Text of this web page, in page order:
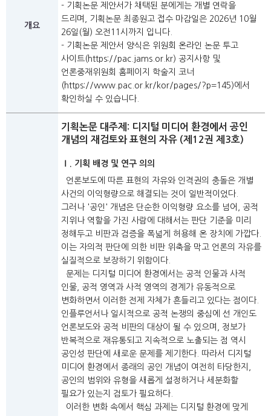
개요
- 기획논문 제안서가 채택된 분에게는 개별 연락을
드리며, 기획논문 최종원고 접수 마감일은 2026년 10월
26일(월) 오전11시까지 입니다.
- 기획논문 제안서 양식은 위원회 온라인 논문 투고
사이트(https://pac.jams.or.kr) 공지사항 및
언론중재위원회 홈페이지 학술지 코너
(https://www.pac.or.kr/kor/pages/?p=145)에서
확인하실 수 있습니다.
기획논문 대주제: 디지털 미디어 환경에서 공인
개념의 재검토와 표현의 자유 (제12권 제3호)
Ⅰ. 기획 배경 및 연구 의의
언론보도에 따른 표현의 자유와 인격권의 충돌은 개별
사건의 이익형량으로 해결되는 것이 일반적이었다.
그러나 '공인' 개념은 단순한 이익형량 요소를 넘어, 공적
지위나 역할을 가진 사람에 대해서는 판단 기준을 미리
정해두고 비판과 검증을 폭넓게 허용해 온 장치에 가깝다.
이는 자의적 판단에 의한 비판 위축을 막고 언론의 자유를
실질적으로 보장하기 위함이다.
문제는 디지털 미디어 환경에서는 공적 인물과 사적
인물, 공적 영역과 사적 영역의 경계가 유동적으로
변화하면서 이러한 전제 자체가 흔들리고 있다는 점이다.
인플루언서나 일시적으로 공적 논쟁의 중심에 선 개인도
언론보도와 공적 비판의 대상이 될 수 있으며, 정보가
반복적으로 재유통되고 지속적으로 노출되는 점 역시
공인성 판단에 새로운 문제를 제기한다. 따라서 디지털
미디어 환경에서 종래의 공인 개념이 여전히 타당한지,
공인의 범위와 유형을 새롭게 설정하거나 세분화할
필요가 있는지 검토가 필요하다.
이러한 변화 속에서 핵심 과제는 디지털 환경에 맞게